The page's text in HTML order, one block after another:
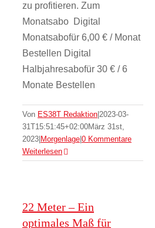
zu profitieren. Zum
Monatsabo Digital
Monatsabofür 6,00 € / Monat
Bestellen Digital
Halbjahresabofür 30 € / 6
Monate Bestellen
Von ES38T Redaktion 2023-03-
31T15:51:45+02:00März 31st,
2023 Morgenlage 0 Kommentare
Weiterlesen
22 Meter – Ein
optimales Maß für